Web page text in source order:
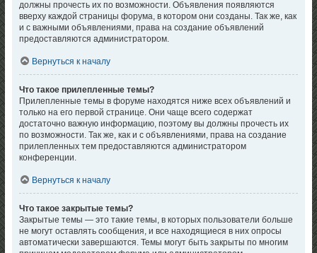
должны прочесть их по возможности. Объявления появляются
вверху каждой страницы форума, в котором они созданы. Так же, как
и с важными объявлениями, права на создание объявлений
предоставляются администратором.
Вернуться к началу
Что такое прилепленные темы?
Прилепленные темы в форуме находятся ниже всех объявлений и
только на его первой странице. Они чаще всего содержат
достаточно важную информацию, поэтому вы должны прочесть их
по возможности. Так же, как и с объявлениями, права на создание
прилепленных тем предоставляются администратором
конференции.
Вернуться к началу
Что такое закрытые темы?
Закрытые темы — это такие темы, в которых пользователи больше
не могут оставлять сообщения, и все находящиеся в них опросы
автоматически завершаются. Темы могут быть закрыты по многим